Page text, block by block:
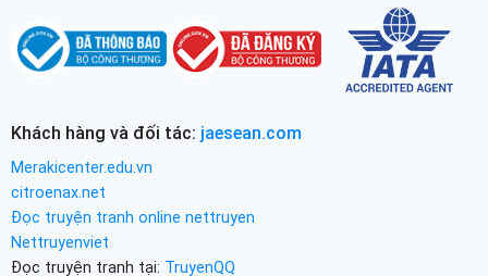
Khách hàng và đối tác: jaesean.com
Merakicenter.edu.vn
citroenax.net
Đọc truyện tranh online nettruyen
Nettruyenviet
Đọc truyện tranh tại: TruyenQQ